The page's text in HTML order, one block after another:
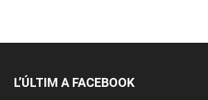
L’ÚLTIM A FACEBOOK